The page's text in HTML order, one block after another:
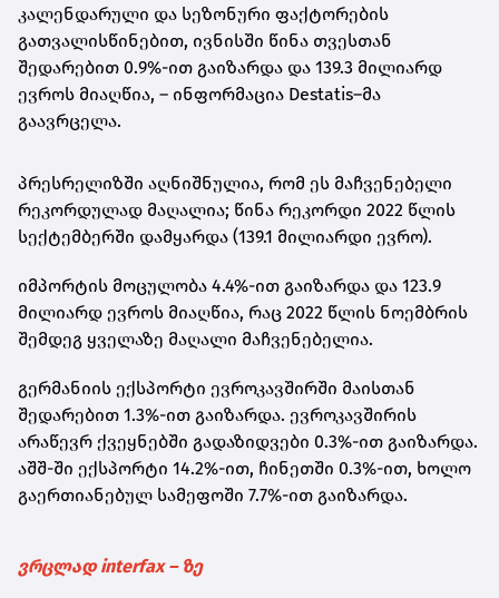
კალენდარული და სეზონური ფაქტორების
გათვალისწინებით, ივნისში წინა თვესთან
შედარებით 0.9%-ით გაიზარდა და 139.3 მილიარდ
ევროს მიაღწია, – ინფორმაცია Destatis–მა
გაავრცელა.
პრესრელიზში აღნიშნულია, რომ ეს მაჩვენებელი
რეკორდულად მაღალია; წინა რეკორდი 2022 წლის
სექტემბერში დამყარდა (139.1 მილიარდი ევრო).
იმპორტის მოცულობა 4.4%-ით გაიზარდა და 123.9
მილიარდ ევროს მიაღწია, რაც 2022 წლის ნოემბრის
შემდეგ ყველაზე მაღალი მაჩვენებელია.
გერმანიის ექსპორტი ევროკავშირში მაისთან
შედარებით 1.3%-ით გაიზარდა. ევროკავშირის
არაწევრ ქვეყნებში გადაზიდვები 0.3%-ით გაიზარდა.
აშშ-ში ექსპორტი 14.2%-ით, ჩინეთში 0.3%-ით, ხოლო
გაერთიანებულ სამეფოში 7.7%-ით გაიზარდა.
ვრცლად interfax – ზე